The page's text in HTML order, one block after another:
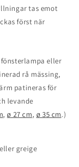
tas emot
först när
eller
rå mässing,
patineras för
levande
,ø 27 cm, ø 35 cm.)
greige